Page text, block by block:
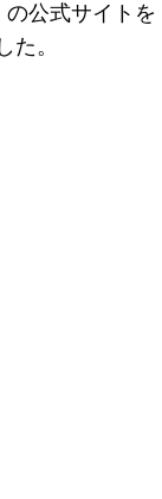
公式サイトを
た。